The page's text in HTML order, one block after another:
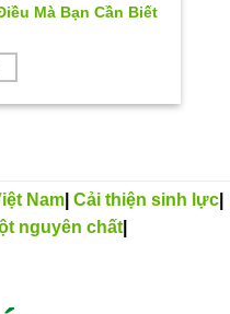
Mà Bạn Cần Biết
Nam| Cải thiện sinh lực|
nguyên chất|